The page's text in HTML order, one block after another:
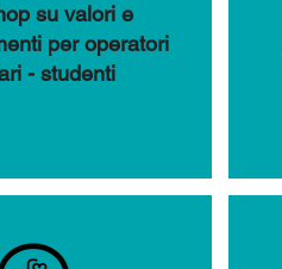
su valori e
per operatori
- studenti